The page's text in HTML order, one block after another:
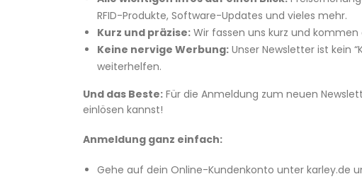
RFID-Produkte, Software-Updates und vieles mehr.
Kurz und präzise: Wir fassen uns kurz und
Keine nervige Werbung: Unser Newsletter ist kein
weiterhelfen.
Und das Beste: Für die Anmeldung zum neuen
einlösen kannst!
Anmeldung ganz einfach:
Gehe auf dein Online-Kundenkonto unter karley.de